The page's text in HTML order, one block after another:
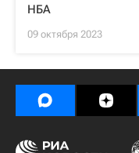
НБА
09 октября 2023